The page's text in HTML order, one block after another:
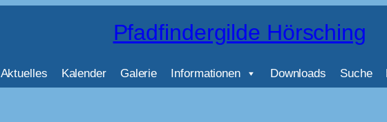
Pfadfindergilde Hörsching
Aktuelles Kalender Galerie Informationen Downloads Suche